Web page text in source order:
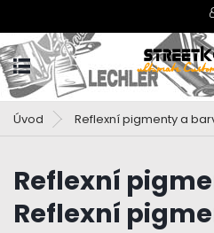
Úvod Reflexní pigmenty a
Reflexní
Reflexní